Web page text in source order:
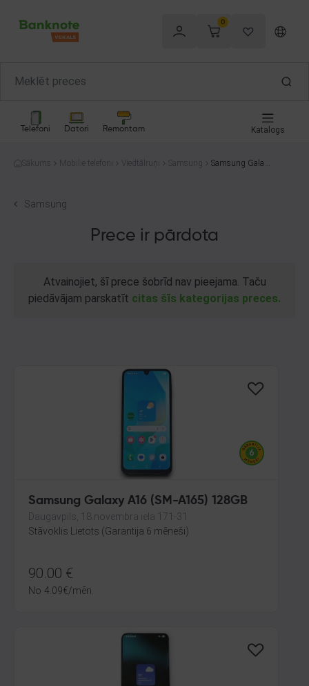
0
Telefoni Datori Remontam Katalogs
Sākums Mobilie telefoni Viedtālruņi Samsung
Samsung Galaxy
Samsung
Prece ir pārdota
Atvainojiet, šī prece šobrīd nav pieejama. Taču
piedāvājam parskatīt citas šīs kategorijas preces.
Samsung Galaxy A16 (SM-A165) 128GB
Daugavpils, 18.novembra iela 171-31
Stāvoklis Lietots (Garantija 6 mēneši)
90.00 €
No 4.09€/mēn.